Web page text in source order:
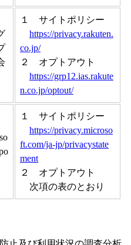
１ サイトポリシー
https://privacy.rakuten.
co.jp/
２ オプトアウト
https://grp12.ias.rakute
n.co.jp/optout/
１ サイトポリシー
https://privacy.microso
ft.com/ja-jp/privacystate
ment
２ オプトアウト
次項の表のとおり